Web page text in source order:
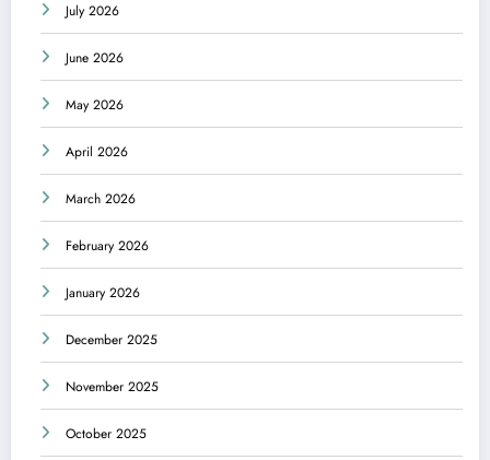
July 2026
June 2026
May 2026
April 2026
March 2026
February 2026
January 2026
December 2025
November 2025
October 2025